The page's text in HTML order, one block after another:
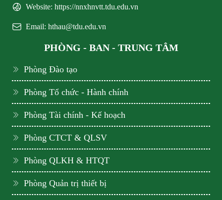
Website: https://nnxhnvtt.tdu.edu.vn
Email: hthau@tdu.edu.vn
PHÒNG - BAN - TRUNG TÂM
Phòng Đào tạo
Phòng Tổ chức - Hành chính
Phòng Tài chính - Kế hoạch
Phòng CTCT & QLSV
Phòng QLKH & HTQT
Phòng Quản trị thiết bị